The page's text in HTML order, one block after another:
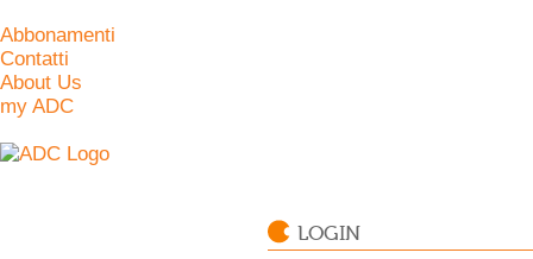
Abbonamenti
Contatti
About Us
my ADC
LOGIN